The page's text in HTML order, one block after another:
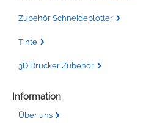
Zubehör Schneideplotter
Tinte
3D Drucker Zubehör
Information
Über uns